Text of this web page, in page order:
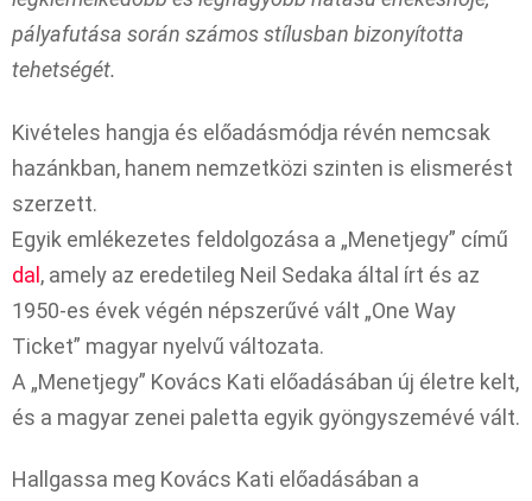
pályafutása során számos stílusban bizonyította
tehetségét.
Kivételes hangja és előadásmódja révén nemcsak
hazánkban, hanem nemzetközi szinten is elismerést
szerzett.
Egyik emlékezetes feldolgozása a „Menetjegy” című
dal , amely az eredetileg Neil Sedaka által írt és az
1950-es évek végén népszerűvé vált „One Way
Ticket” magyar nyelvű változata.
A „Menetjegy” Kovács Kati előadásában új életre kelt,
és a magyar zenei paletta egyik gyöngyszemévé vált.​
Hallgassa meg Kovács Kati előadásában a